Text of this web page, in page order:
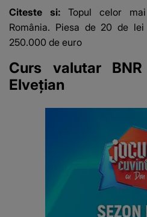
Citeste si:Topul celor
România. Piesa de 20 de
250.000 de euro
Curs valutar
Elvețian